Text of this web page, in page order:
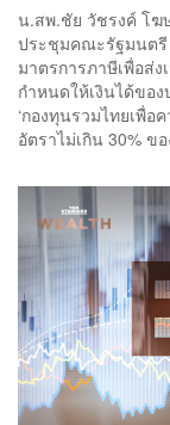
น.สพ.ชัย วัชรงค์ โฆ
ประชุมคณะรัฐมนตรี
มาตรการภาษีเพื่อส่
กำหนดให้เงินได้ขอ
‘กองทุนรวมไทยเพื่อ
อัตราไม่เกิน 30% ข